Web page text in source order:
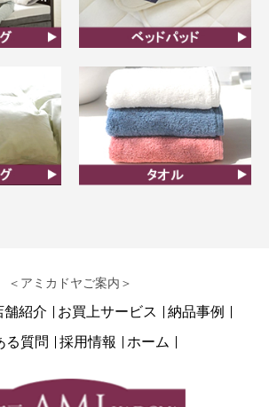
＜アミカドヤご案内＞
舗紹介 お買上サービス
納品事例
る質問
採用情報 ホーム